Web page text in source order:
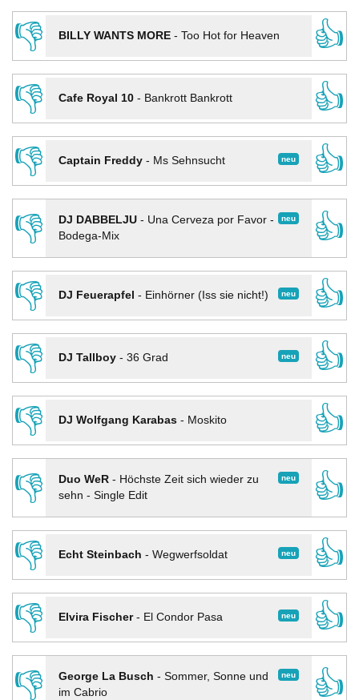
👎
BILLY WANTS MORE- Too Hot for Heaven
👍
👎
Cafe Royal 10- Bankrott Bankrott
👍
👎
neu
Captain Freddy- Ms Sehnsucht
👍
👎
neu
DJ DABBELJU- Una Cerveza por Favor -
Bodega-Mix
👍
👎
neu
DJ Feuerapfel - Einhörner (Iss sie nicht!)
👍
👎
neu
DJ Tallboy- 36 Grad
👍
👎
DJ Wolfgang Karabas- Moskito
👍
👎
neu
Duo WeR- Höchste Zeit sich wieder zu
sehn - Single Edit
👍
👎
neu
Echt Steinbach - Wegwerfsoldat
👍
👎
neu
Elvira Fischer- El Condor Pasa
👍
👎
neu
George La Busch - Sommer, Sonne und
im Cabrio
👍